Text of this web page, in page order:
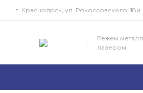
г. Красноярск, ул. Рокоссовского, 18и
Режем металл
лазером